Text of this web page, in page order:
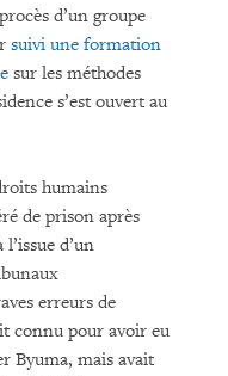
d’un groupe
suivi une formation
sur les méthodes
s’est ouvert au
humains
de prison après
l’issue d’un
erreurs de
connu pour avoir eu
Byuma, mais avait